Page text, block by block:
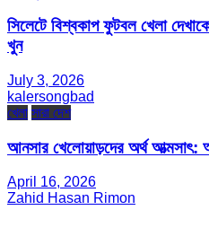
সিলেটে বিশ্বকাপ ফুটবল খেলা
খুন
July 3, 2026
kalersongbad
খেলা সারা দেশ
আনসার খেলোয়াড়দের অর্থ আত্মসাৎ:
April 16, 2026
Zahid Hasan Rimon